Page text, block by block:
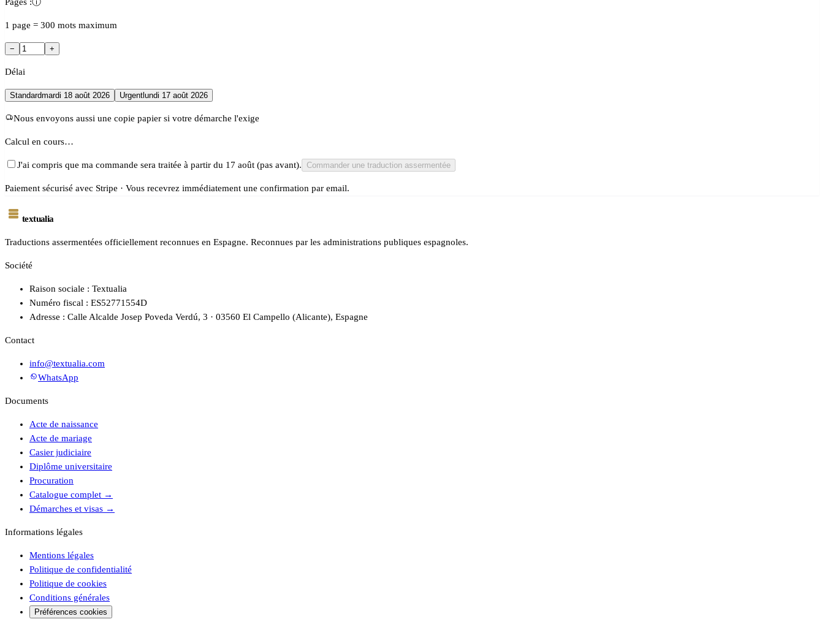
1 page = 300 mots maximum
− +
Délai
Standardmardi 18 août 2026 Urgent lundi 17 août 2026
Nous envoyons aussi une copie papier si votre démarche l'exige
Calcul en cours…
J'ai compris que ma commande sera traitée à partir du 17 août (pas avant). Commander une traduction assermentée
Paiement sécurisé avec Stripe · Vous recevrez immédiatement une confirmation par email.
textualia
Traductions assermentées officiellement reconnues en Espagne. Reconnues par les administrations publiques espagnoles.
Société
Raison sociale : Textualia
Numéro fiscal : ES52771554D
Adresse : Calle Alcalde Josep Poveda Verdú, 3 · 03560 El Campello (Alicante), Espagne
Contact
info@textualia.com
WhatsApp
Documents
Acte de naissance
Acte de mariage
Casier judiciaire
Diplôme universitaire
Procuration
Catalogue complet →
Démarches et visas →
Informations légales
Mentions légales
Politique de confidentialité
Politique de cookies
Conditions générales
Préférences cookies